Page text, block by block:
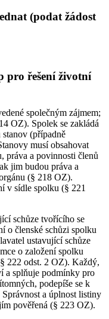
(podat žádost
pro řešení životní
společným zájmem;
OZ). Spolek se zakládá
stanov (případně
musí obsahovat
práva a povinnosti členů
jim budou práva a
(§ 218 OZ).
v sídle spolku (§ 221
schůze tvořícího se
o členské schůzi spolku
ustavující schůze
o založení spolku
222 odst. 2 OZ). Každý,
a splňuje podmínky pro
podepíše se k
a úplnost listiny
pověřená (§ 223 OZ).